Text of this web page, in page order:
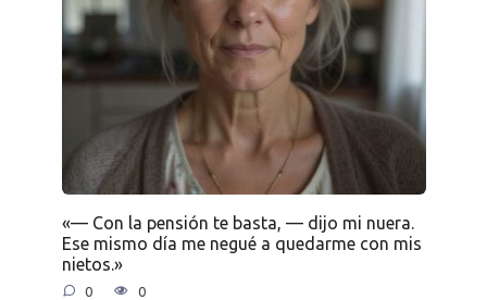
«— Con la pensión te basta, — dijo mi nuera.
Ese mismo día me negué a quedarme con mis
nietos.»
0 0